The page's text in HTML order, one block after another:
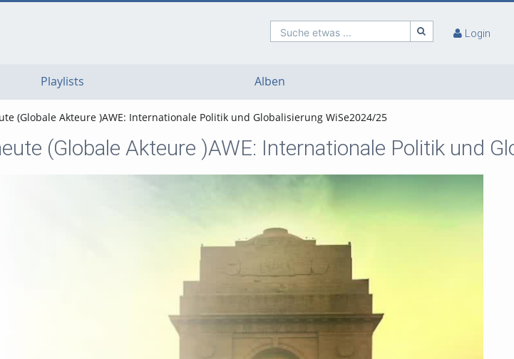
Suche etwas ... Login
Playlists Alben
(Globale Akteure )AWE: Internationale Politik und Globalisierung WiSe2024/25
(Globale Akteure )AWE: Internationale Politik und